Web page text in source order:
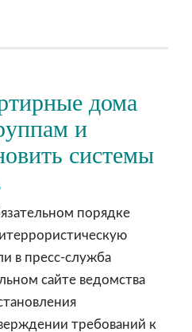
дома
и
системы
порядке
в пресс-служба
сайте ведомства
требований к